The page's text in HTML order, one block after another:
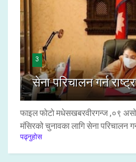
3
सेना परिचालन गर्न
फाइल फाेटाे मधेसखबरवीरगन्ज ,०९
मंसिरको चुनावका लागि सेना परिचालन
पढ्नुहोस